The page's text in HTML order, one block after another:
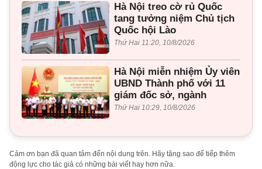
Hà Nội treo cờ rủ Quốc
tang tưởng niệm Chủ tịch
Quốc hội Lào
Thứ Hai 11:20, 10/8/2026
Hà Nội miễn nhiệm Ủy viên
UBND Thành phố với 11
giám đốc sở, ngành
Thứ Hai 10:29, 10/8/2026
Cảm ơn bạn đã quan tâm đến nội dung trên. Hãy tặng sao để tiếp thêm
động lực cho tác giả có những bài viết hay hơn nữa.